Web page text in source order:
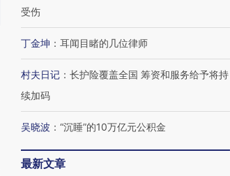
受伤
丁金坤 ： 耳闻目睹的几位律师
村夫日记 ： 长护险覆盖全国 筹资和服务给予将持
续加码
吴晓波 ： “沉睡”的10万亿元公积金
最新文章